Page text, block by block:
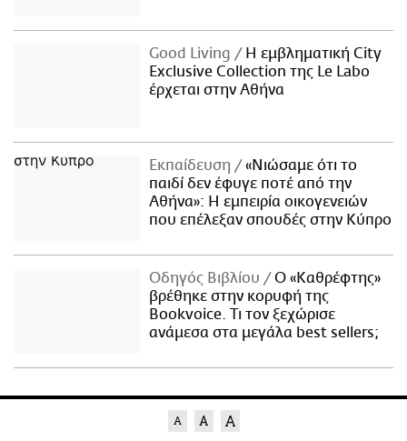
Good Living
Η εμβληματική City
Exclusive Collection της Le Labo
έρχεται στην Αθήνα
Εκπαίδευση
«Νιώσαμε ότι το
παιδί δεν έφυγε ποτέ από την
Αθήνα»: Η εμπειρία οικογενειών
που επέλεξαν σπουδές στην Κύπρο
Οδηγός Βιβλίου
Ο «Καθρέφτης»
βρέθηκε στην κορυφή της
Bookvoice. Τι τον ξεχώρισε
ανάμεσα στα μεγάλα best sellers;